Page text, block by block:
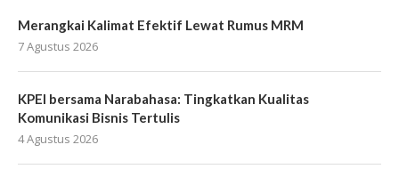
Merangkai Kalimat Efektif Lewat Rumus MRM
7 Agustus 2026
KPEI bersama Narabahasa: Tingkatkan Kualitas
Komunikasi Bisnis Tertulis
4 Agustus 2026